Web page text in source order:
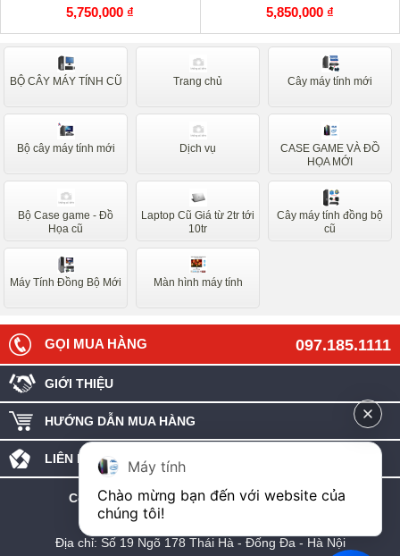
5,750,000 ₫
5,850,000 ₫
BỘ CÂY MÁY TÍNH CŨ Trang chủ Cây máy tính mới
Bộ cây máy tính mới Dịch vụ
CASE GAME VÀ ĐỒ
HỌA MỚI
Bộ Case game - Đồ
Họa cũ
Laptop Cũ Giá từ 2tr tới
10tr
Cây máy tính đồng bộ
cũ
Máy Tính Đồng Bộ Mới Màn hình máy tính
097.185.1111
GỌI MUA HÀNG
GIỚI THIỆU
HƯỚNG DẪN MUA HÀNG
LIÊN HỆ - GÓP Ý
Công ty TNHH công nghệ máy tính An Phát
MST: 0107986427
Địa chỉ: Số 19 Ngõ 178 Thái Hà - Đống Đa - Hà Nội
Máy tính
Chào mừng bạn đến với website của
chúng tôi!